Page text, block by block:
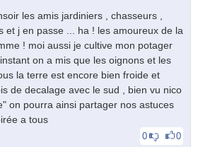
les amis jardiniers , chasseurs ,
et j en passe ... ha ! les amoureux de la
! moi aussi je cultive mon potager
on a mis que les oignons et les
la terre est encore bien froide et
de decalage avec le sud , bien vu nico
on pourra ainsi partager nos astuces
a tous
0 0